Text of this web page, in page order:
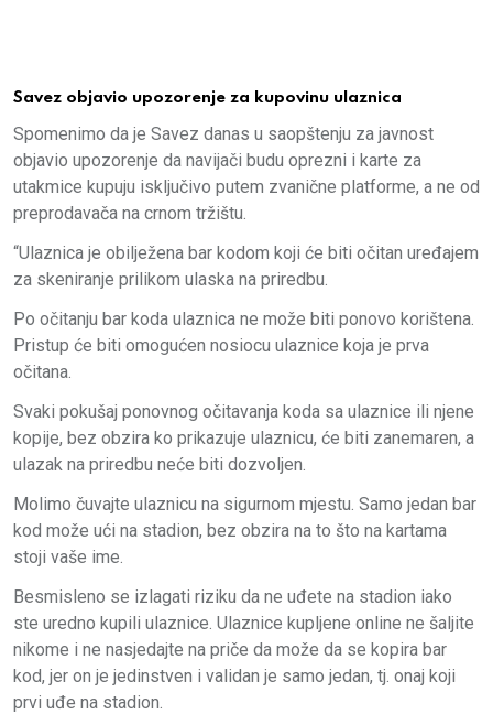
Savez objavio upozorenje za kupovinu ulaznica
Spomenimo da je Savez danas u saopštenju za javnost
objavio upozorenje da navijači budu oprezni i karte za
utakmice kupuju isključivo putem zvanične platforme, a ne od
preprodavača na crnom tržištu.
“Ulaznica je obilježena bar kodom koji će biti očitan uređajem
za skeniranje prilikom ulaska na priredbu.
Po očitanju bar koda ulaznica ne može biti ponovo korištena.
Pristup će biti omogućen nosiocu ulaznice koja je prva
očitana.
Svaki pokušaj ponovnog očitavanja koda sa ulaznice ili njene
kopije, bez obzira ko prikazuje ulaznicu, će biti zanemaren, a
ulazak na priredbu neće biti dozvoljen.
Molimo čuvajte ulaznicu na sigurnom mjestu. Samo jedan bar
kod može ući na stadion, bez obzira na to što na kartama
stoji vaše ime.
Besmisleno se izlagati riziku da ne uđete na stadion iako
ste uredno kupili ulaznice. Ulaznice kupljene online ne šaljite
nikome i ne nasjedajte na priče da može da se kopira bar
kod, jer on je jedinstven i validan je samo jedan, tj. onaj koji
prvi uđe na stadion.